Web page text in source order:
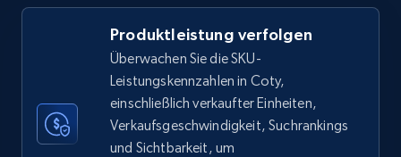
TikTok Shop
URL, Title, Available, Description, Currency, Initial
price, Final price, Discount percent, and more.
5.4K+ 668+ Jetzt anfangen
Produktleistung verfolgen
Überwachen Sie die SKU-
Leistungskennzahlen in Coty,
einschließlich verkaufter Einheiten,
Verkaufsgeschwindigkeit, Suchrankings
und Sichtbarkeit, um